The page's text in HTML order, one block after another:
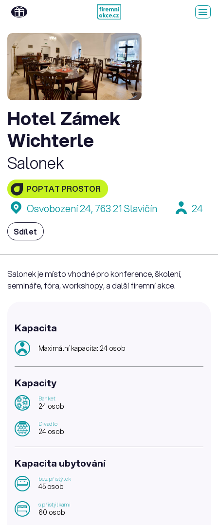
Hotel Zámek
Wichterle
Salonek
POPTAT PROSTOR
Osvobození 24, 763 21 Slavičín 24
Sdílet
Salonek je místo vhodné pro konference, školení,
semináře, fóra, workshopy, a další firemní akce.
Kapacita
Maximální kapacita: 24 osob
Kapacity
Banket
24 osob
Divadlo
24 osob
Kapacita ubytování
bez přistýlek
45 osob
s přistýlkami
60 osob